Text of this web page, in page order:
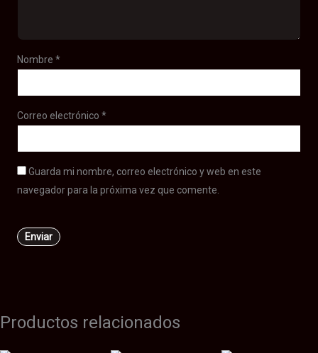
Nombre*
Correo electrónico*
Guarda mi nombre, correo electrónico y web en este
navegador para la próxima vez que comente.
Productos relacionados